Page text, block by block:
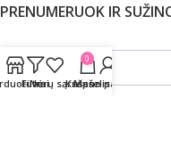
PRENUMERUOK IR
Filtrai
Norų sąrašas
0
Krepšelis
Mano paskyra